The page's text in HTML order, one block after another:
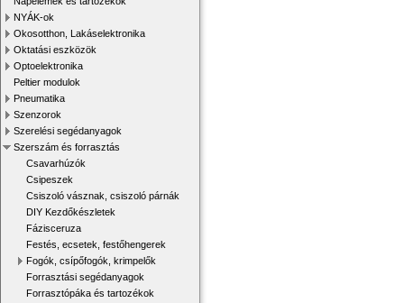
NYÁK-ok
Okosotthon, Lakáselektronika
Oktatási eszközök
Optoelektronika
Peltier modulok
Pneumatika
Szenzorok
Szerelési segédanyagok
Szerszám és forrasztás
Csavarhúzók
Csipeszek
Csiszoló vásznak, csiszoló párnák
DIY Kezdőkészletek
Fázisceruza
Festés, ecsetek, festőhengerek
Fogók, csípőfogók, krimpelők
Forrasztási segédanyagok
Forrasztópáka és tartozékok